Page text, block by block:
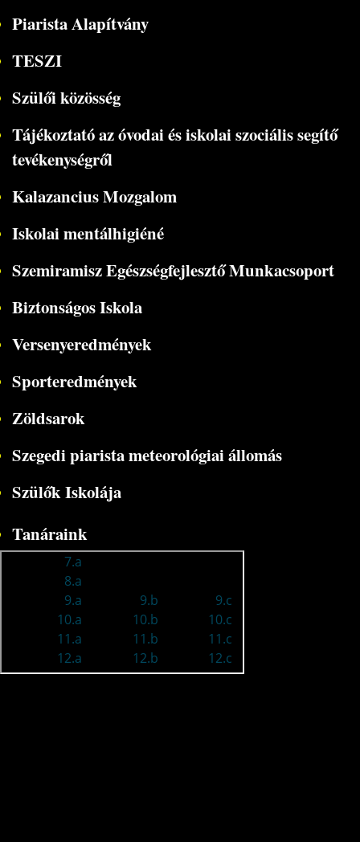
Piarista Alapítvány
TESZI
Szülői közösség
Tájékoztató az óvodai és iskolai szociális segítő
tevékenységről
Kalazancius Mozgalom
Iskolai mentálhigiéné
Szemiramisz Egészségfejlesztő Munkacsoport
Biztonságos Iskola
Versenyeredmények
Sporteredmények
Zöldsarok
Szegedi piarista meteorológiai állomás
Szülők Iskolája
Tanáraink